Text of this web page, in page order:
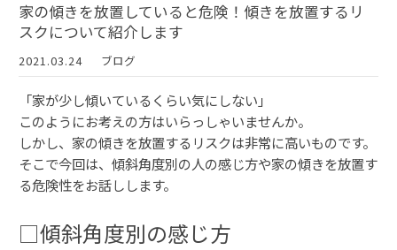
家の傾きを放置していると危険！傾きを放置するリ
スクについて紹介します
2021.03.24 ブログ
「家が少し傾いているくらい気にしない」
このようにお考えの方はいらっしゃいませんか。
しかし、家の傾きを放置するリスクは非常に高いものです。
そこで今回は、傾斜角度別の人の感じ方や家の傾きを放置す
る危険性をお話しします。
□傾斜角度別の感じ方